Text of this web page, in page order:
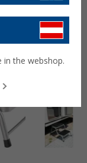
in the webshop.